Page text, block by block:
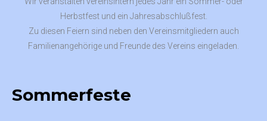
Herbstfest und ein Jahresabschlußfest.
Zu diesen Feiern sind neben den Vereinsmitgliedern auch
Familienangehörige und Freunde des Vereins eingeladen.
Sommerfeste